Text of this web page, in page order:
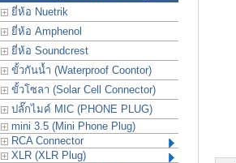
ยี่ห้อ Nuetrik
ยี่ห้อ Amphenol
ยี่ห้อ Soundcrest
ขั้วกันน้ำ (Waterproof Coontor)
ขั้วโซลา (Solar Cell Connector)
ปลั๊กไมค์ MIC (PHONE PLUG)
mini 3.5 (Mini Phone Plug)
RCA Connector
XLR (XLR Plug)